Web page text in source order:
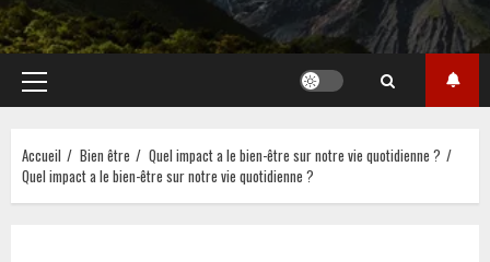
Menu
principal
Accueil Bien être
Quel impact a le bien-être sur notre vie quotidienne ?
Quel impact a le bien-être sur notre vie quotidienne ?